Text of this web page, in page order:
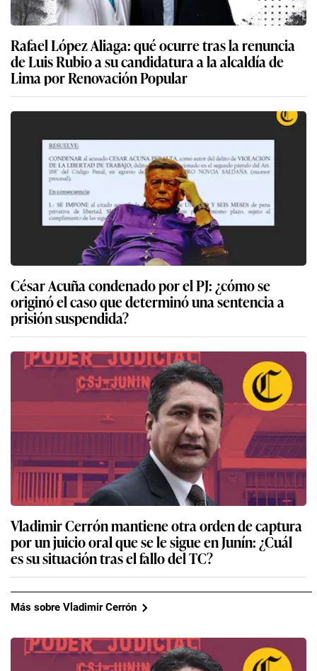
Rafael López Aliaga: qué ocurre tras la renuncia
de Luis Rubio a su candidatura a la alcaldía de
Lima por Renovación Popular
César Acuña condenado por el PJ: ¿cómo se
originó el caso que determinó una sentencia a
prisión suspendida?
Vladimir Cerrón mantiene otra orden de captura
por un juicio oral que se le sigue en Junín: ¿Cuál
es su situación tras el fallo del TC?
Más sobre Vladimir Cerrón